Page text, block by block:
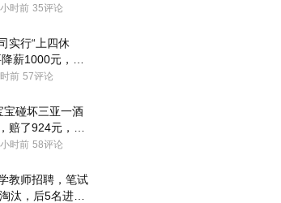
露
时前 35评论
实行“上四休
薪1000元，不
职
前 57评论
宝碰坏三亚一酒
赔了924元，发
店退还一半的
时前 58评论
教师招聘，笔试
汰，后5名进体